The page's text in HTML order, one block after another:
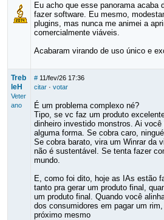
Eu acho que esse panorama acaba
fazer software. Eu mesmo,
plugins, mas nunca me animei a
comercialmente viáveis.
Acabaram virando de uso único e
Treb
leH
Veter
ano
# 11/fev/26 17:36
citar· votar
É um problema complexo né?
Tipo, se vc faz um produto
dinheiro investido monstros. Ai
alguma forma. Se cobra caro,
Se cobra barato, vira um Winrar da
não é sustentável. Se tenta fazer
mundo.
E, como foi dito, hoje as IAs estão
tanto pra gerar um produto final,
um produto final. Quando você
dos consumidores em pagar um
próximo mesmo